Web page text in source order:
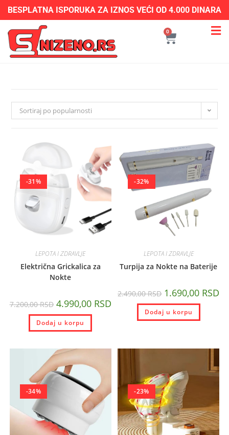
BESPLATNA ISPORUKA ZA IZNOS VEĆI OD 4.000 DINARA
0
Sortiraj po popularnosti
-31%
LEPOTA I ZDRAVLJE
Električna Grickalica za
Nokte
7.200,00RSD 4.990,00 RSD
Dodaj u korpu
-32%
LEPOTA I ZDRAVLJE
Turpija za Nokte na Baterije
2.490,00RSD 1.690,00 RSD
Dodaj u korpu
-34% -23%